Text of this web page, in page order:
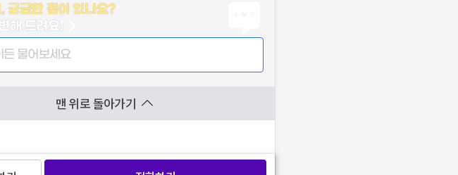
궁금한 점이 있나요?
해 드려요!
든 물어보세요
맨 위로 돌아가기